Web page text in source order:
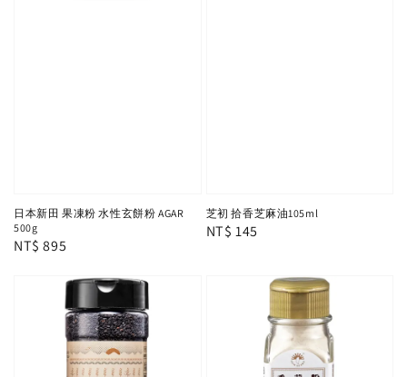
日本新田 果凍粉 水性玄餅粉 AGAR
500g
Regular
NT$ 895
芝初 拾香芝麻油105ml
Regular
NT$ 145